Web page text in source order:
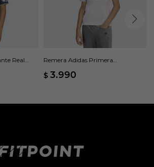
Real
Remera Adidas Primera
$ 3.990